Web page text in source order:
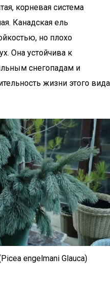
корневая система
Канадская ель
но плохо
Она устойчива к
снегопадам и
жизни этого вида
engelmani Glauca)